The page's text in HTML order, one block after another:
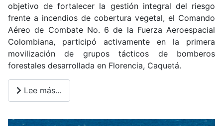
objetivo de fortalecer la gestión integral del riesgo
frente a incendios de cobertura vegetal, el Comando
Aéreo de Combate No. 6 de la Fuerza Aeroespacial
Colombiana, participó activamente en la primera
movilización de grupos tácticos de bomberos
forestales desarrollada en Florencia, Caquetá.
Lee más…